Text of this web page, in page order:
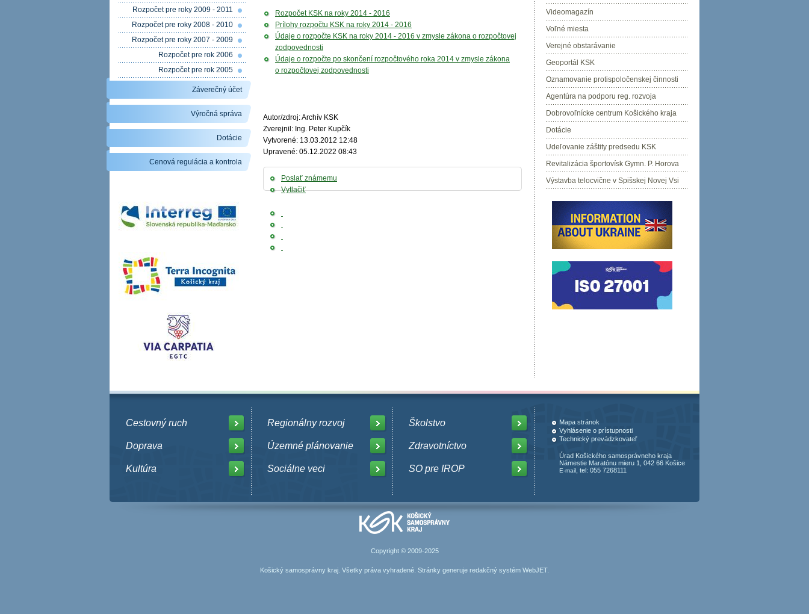
Rozpočet KSK na roky 2014 - 2016
Prílohy rozpočtu KSK na roky 2014 - 2016
Údaje o rozpočte KSK na roky 2014 - 2016 v zmysle zákona o rozpočtovej
zodpovednosti
Údaje o rozpočte po skončení rozpočtového roka 2014 v zmysle zákona
o rozpočtovej zodpovednosti
Autor/zdroj: Archív KSK
Zverejnil: Ing. Peter Kupčík
Vytvorené: 13.03.2012 12:48
Upravené: 05.12.2022 08:43
Poslať známemu
Vytlačiť
Rozpočet pre roky 2009 - 2011
Rozpočet pre roky 2008 - 2010
Rozpočet pre roky 2007 - 2009
Rozpočet pre rok 2006
Rozpočet pre rok 2005
Záverečný účet
Výročná správa
Dotácie
Cenová regulácia a kontrola
Videomagazín
Voľné miesta
Verejné obstarávanie
Geoportál KSK
Oznamovanie protispoločenskej činnosti
Agentúra na podporu reg. rozvoja
Dobrovoľnícke centrum Košického kraja
Dotácie
Udeľovanie záštity predsedu KSK
Revitalizácia športovísk Gymn. P. Horova
Výstavba telocvične v Spišskej Novej Vsi
Cestovný ruch
Doprava
Kultúra
Regionálny rozvoj
Územné plánovanie
Sociálne veci
Školstvo
Zdravotníctvo
SO pre IROP
Mapa stránok
Vyhlásenie o prístupnosti
Technický prevádzkovateľ
Úrad Košického samosprávneho kraja
Námestie Maratónu mieru 1, 042 66 Košice
E-mail , tel: 055 7268111
Copyright © 2009-2025
Košický samosprávny kraj. Všetky práva vyhradené. Stránky generuje redakčný systém WebJET.